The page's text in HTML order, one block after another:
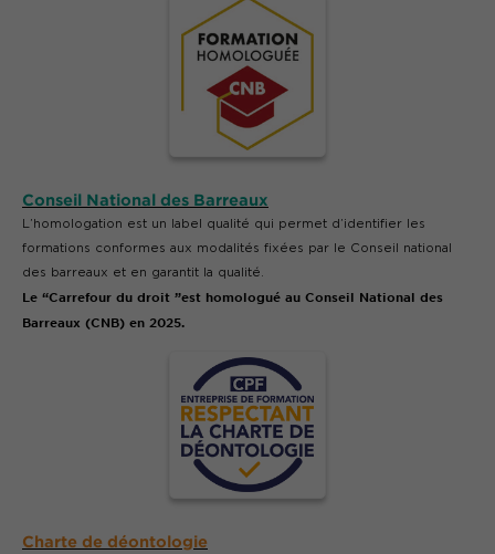
Conseil National des Barreaux
L’homologation est un label qualité qui permet d’identifier les
formations conformes aux modalités fixées par le Conseil national
des barreaux et en garantit la qualité.
Le “Carrefour du droit ”est homologué au Conseil National des
Barreaux (CNB) en 2025.
Charte de déontologie